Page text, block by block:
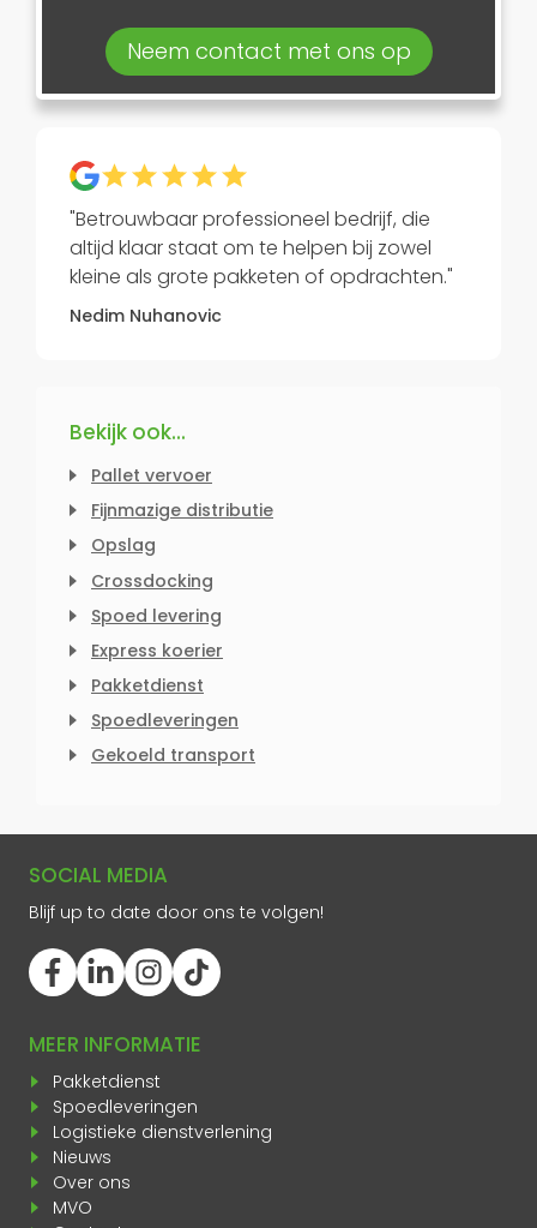
Neem contact met ons op
"Betrouwbaar professioneel bedrijf, die
altijd klaar staat om te helpen bij zowel
kleine als grote pakketen of opdrachten."
Nedim Nuhanovic
Bekijk ook...
Pallet vervoer
Fijnmazige distributie
Opslag
Crossdocking
Spoed levering
Express koerier
Pakketdienst
Spoedleveringen
Gekoeld transport
SOCIAL MEDIA
Blijf up to date door ons te volgen!
MEER INFORMATIE
Pakketdienst
Spoedleveringen
Logistieke dienstverlening
Nieuws
Over ons
MVO